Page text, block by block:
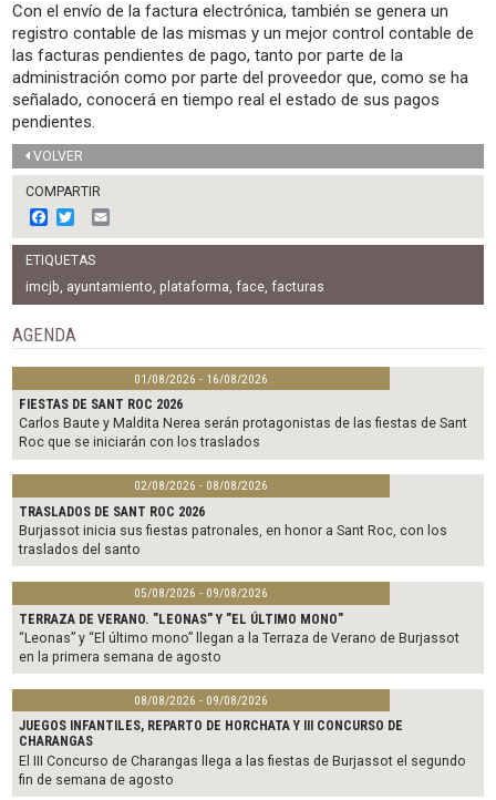
Con el envío de la factura electrónica, también se genera un
registro contable de las mismas y un mejor control contable de
las facturas pendientes de pago, tanto por parte de la
administración como por parte del proveedor que, como se ha
señalado, conocerá en tiempo real el estado de sus pagos
pendientes.
VOLVER
COMPARTIR
F
a
c
e
b
o
o
k
w
i
t
t
e
m
l
ETIQUETAS
imcjb ayuntamiento plataforma ,face ,facturas
AGENDA
01/08/2026 - 16/08/2026
FIESTAS DE SANT ROC 2026
Carlos Baute y Maldita Nerea serán protagonistas de las fiestas de Sant
Roc que se iniciarán con los traslados
02/08/2026 - 08/08/2026
TRASLADOS DE SANT ROC 2026
Burjassot inicia sus fiestas patronales, en honor a Sant Roc, con los
traslados del santo
05/08/2026 - 09/08/2026
TERRAZA DE VERANO. "LEONAS" Y "EL ÚLTIMO MONO"
“Leonas” y “El último mono” llegan a la Terraza de Verano de Burjassot
en la primera semana de agosto
08/08/2026 - 09/08/2026
JUEGOS INFANTILES, REPARTO DE HORCHATA Y III CONCURSO DE
CHARANGAS
El III Concurso de Charangas llega a las fiestas de Burjassot el segundo
fin de semana de agosto